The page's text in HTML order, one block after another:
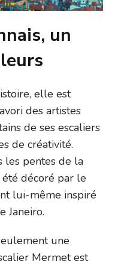
un
elle est
des artistes
de ses escaliers
de créativité.
les pentes de la
décoré par le
lui-même inspiré
Janeiro.
une
Mermet est